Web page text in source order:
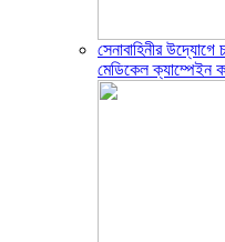
সেনাবাহিনীর
মেডিকেল ক্যাম্পেইন